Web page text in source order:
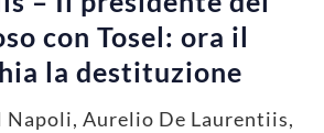
con Tosel: ora il
la destituzione
Napoli, Aurelio De Laurentiis,